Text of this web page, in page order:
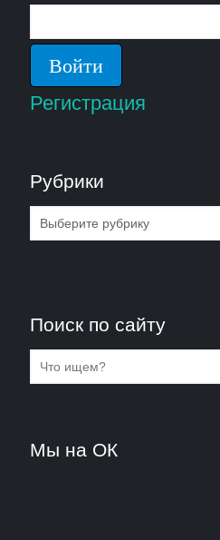
Регистрация
Рубрики
Рубрики
Поиск по сайту
Мы на ОК